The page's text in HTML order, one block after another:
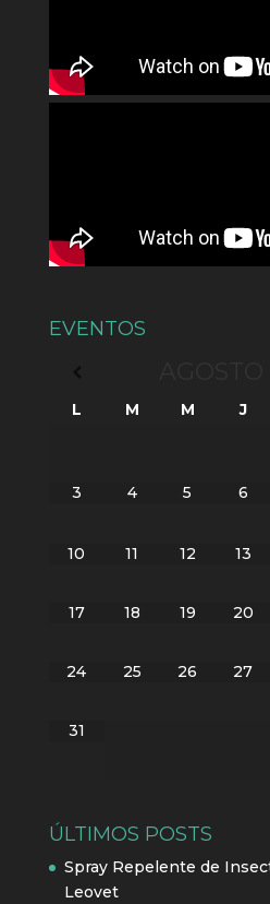
EVENTOS
L M M J
3 4 5 6
10 11 12 13
17 18 19 20
24 25 26 27
31
ÚLTIMOS POSTS
Spray Repelente de
Leovet